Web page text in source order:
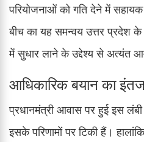
परियोजनाओं को गति देने में
बीच का यह समन्वय उत्तर प्रदेश के
में सुधार लाने के उद्देश्य से अत्यंत
आधिकारिक बयान का
प्रधानमंत्री आवास पर हुई इस
इसके परिणामों पर टिकी हैं।